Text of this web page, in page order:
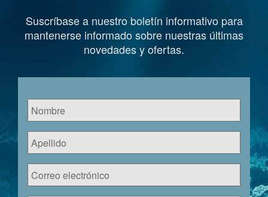
Suscríbase a nuestro boletín informativo para
mantenerse informado sobre nuestras últimas
novedades y ofertas.